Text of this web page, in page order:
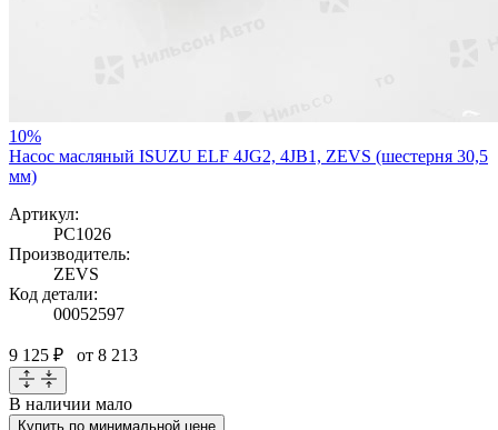
10%
Насос масляный ISUZU ELF 4JG2, 4JB1, ZEVS (шестерня 30,5
мм)
Артикул:
PC1026
Производитель:
ZEVS
Код детали:
00052597
9 125 ₽ от 8 213
В наличии мало
Купить по минимальной цене